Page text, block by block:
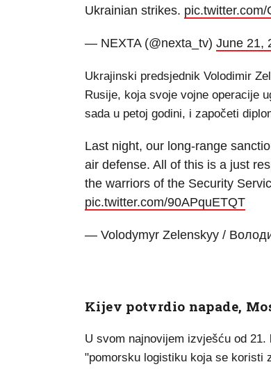
Ukrainian strikes. pic.twitter.com/
— NEXTA (@nexta_tv) June 21,
Ukrajinski predsjednik Volodimir
Rusije, koja svoje vojne operacije
sada u petoj godini, i započeti
Last night, our long-range
air defense. All of this is a just
the warriors of the Security
pic.twitter.com/90APquETQT
— Volodymyr Zelenskyy /
Kijev potvrdio napade,
U svom najnovijem izvješću od
"pomorsku logistiku koja se koristi